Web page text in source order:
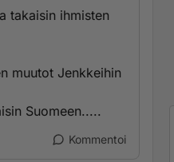
takaisin ihmisten
muutot Jenkkeihin
Suomeen.....
Kommentoi